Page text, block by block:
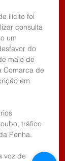
ilícito foi
consulta
um
do
maio de
Comarca de
em
tráfico
Penha.
voz de